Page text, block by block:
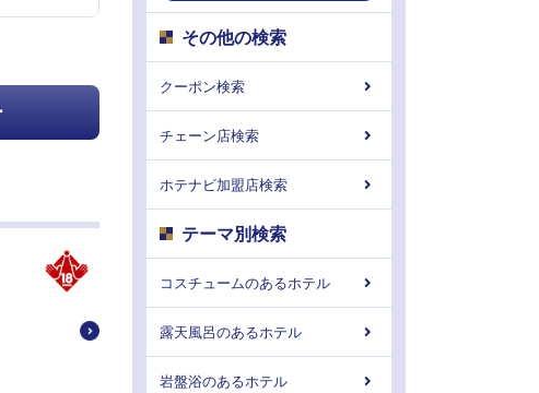
その他の検索
クーポン検索
チェーン店検索
ホテナビ加盟店検索
テーマ別検索
コスチュームのあるホテル
露天風呂のあるホテル
岩盤浴のあるホテル